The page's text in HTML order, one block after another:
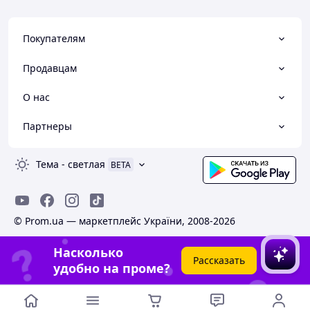
Покупателям
Продавцам
О нас
Партнеры
Тема - светлая BETA
© Prom.ua — маркетплейс України, 2008-2026
Насколько
удобно на проме?
Рассказать